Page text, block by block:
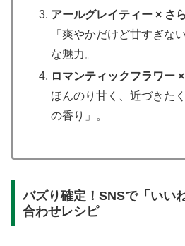
アールグレイティー × さ
「爽やかだけど甘すぎな
な魅力。
ロマンティックフラワー
ほんのり甘く、近づきた
の香り」。
バズり確定！SNSで「いい
合わせレシピ